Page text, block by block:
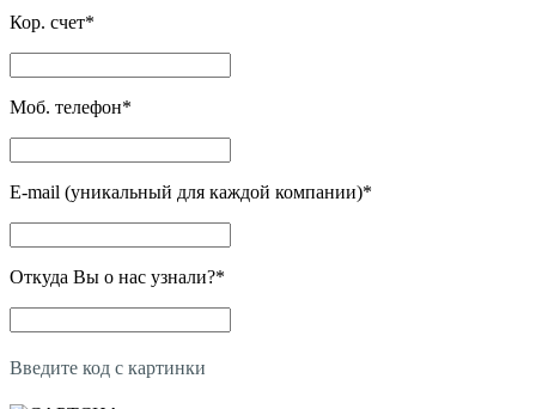
Кор. счет*
Моб. телефон*
E-mail (уникальный для каждой компании)*
Откуда Вы о нас узнали?*
Введите код с картинки